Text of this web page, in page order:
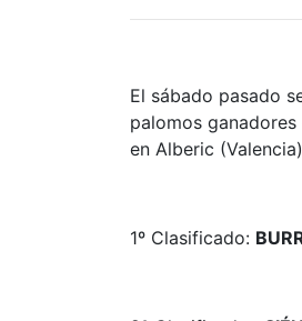
El sábado pasado
palomos
en Alberic
1º Clasificado: